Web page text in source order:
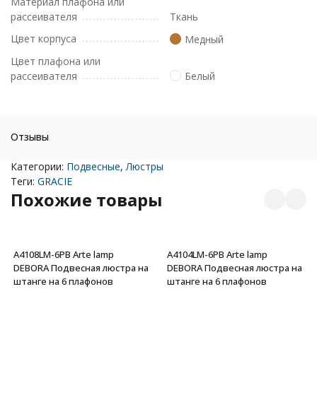
рассеивателя
Ткань
Цвет корпуса
Медный
Цвет плафона или
рассеивателя
Белый
Отзывы
Категории: Подвесные, Люстры
Теги: GRACIE
Похожие товары
A4108LM-6PB Arte lamp
DEBORA Подвесная люстра на
штанге на 6 плафонов
A4104LM-6PB Arte lamp
DEBORA Подвесная люстра на
штанге на 6 плафонов